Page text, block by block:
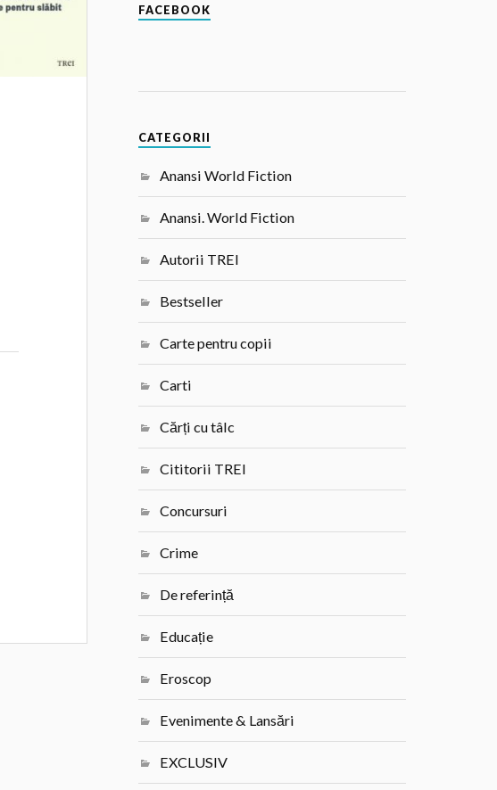
FACEBOOK
CATEGORII
Anansi World Fiction
Anansi. World Fiction
Autorii TREI
Bestseller
Carte pentru copii
Carti
Cărți cu tâlc
Cititorii TREI
Concursuri
Crime
De referință
Educație
Eroscop
Evenimente & Lansări
EXCLUSIV